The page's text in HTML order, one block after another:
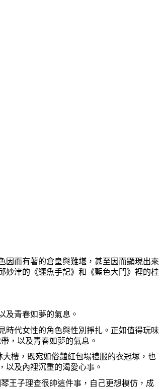
而有著的倉皇與難堪，甚至因而顯現出來
妙津的《鱷魚手記》和《藍色大門》裡的桂
及青春如夢的氣息。
代女性的角色與性別掙扎。正如值得玩味
，以及青春如夢的氣息。
樓，既宛如俗豔紅包場禮服的衣冠塚，也
以及內裡沉重的渴愛心事。
王子理查很帥這件事，自己更想模仿，成